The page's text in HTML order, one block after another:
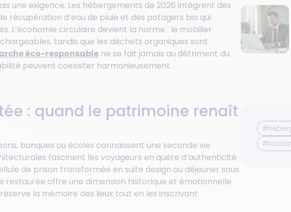
une exigence. Les hébergements de 2026 intègrent des
récupération d’eau de pluie et des potagers bio qui
L’économie circulaire devient la norme : le mobilier
tandis que les déchets organiques sont
éco-responsable ne se fait jamais au détriment du
peuvent coexister harmonieusement.
: quand le patrimoine renaît
banques ou écoles connaissent une seconde vie
fascinent les voyageurs en quête d’authenticité
de prison transformée en suite design ou déjeuner sous
restaurée offre une dimension historique et émotionnelle
la mémoire des lieux tout en les inscrivant